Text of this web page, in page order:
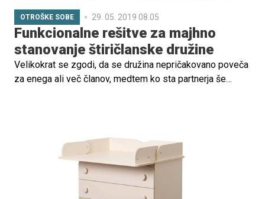
OTROŠKE SOBE 29. 05. 2019 08.05
Funkcionalne rešitve za majhno
stanovanje štiričlanske družine
Velikokrat se zgodi, da se družina nepričakovano poveča
za enega ali več članov, medtem ko sta partnerja še
prilagoditi danim okoliščinam, bodisi zaradi finančnih
bodisi zaradi kakšnih drugih razlogov. Kljub temu je z
malo truda in organiziranosti stanovanje mogoče urediti
tudi tako, da bo življenje v njem prijetno za vso družino.